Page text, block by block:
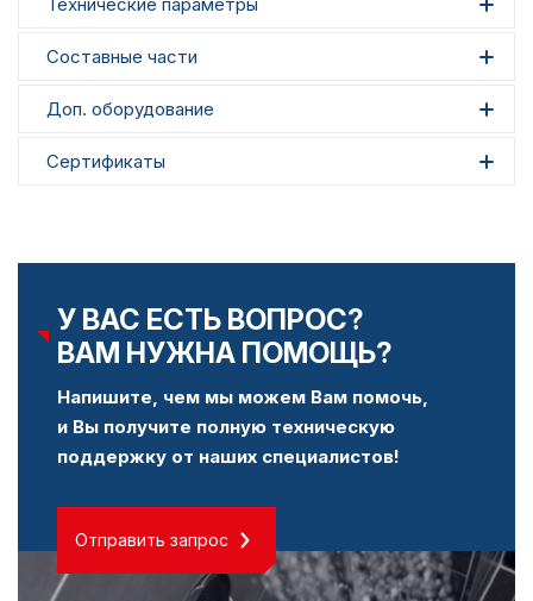
Составные части
Доп. оборудование
Сертификаты
У ВАС ЕСТЬ ВОПРОС?
ВАМ НУЖНА ПОМОЩЬ?
Напишите, чем мы можем Вам помочь,
и Вы получите полную техническую
поддержку от наших специалистов!
Отправить запрос